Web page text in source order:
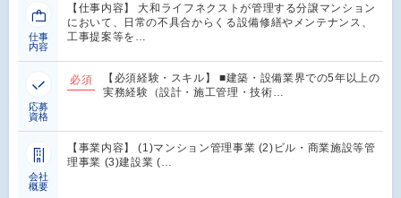
仕事
内容
【仕事内容】 大和ライフネクストが管理する分譲マンション
において、日常の不具合からくる設備修繕やメンテナンス、
工事提案等を…
応募
資格
必須
【必須経験・スキル】 ■建築・設備業界での5年以上の
実務経験（設計・施工管理・技術…
会社
概要
【事業内容】 (1)マンション管理事業 (2)ビル・商業施設等管
理事業 (3)建設業 (…